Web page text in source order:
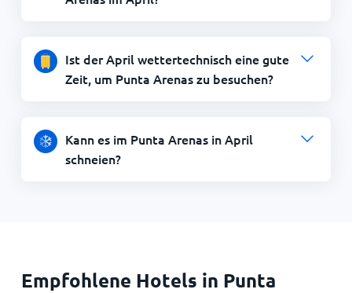
Ist der April wettertechnisch eine gute
Zeit, um Punta Arenas zu besuchen?
Kann es im Punta Arenas in April
schneien?
Empfohlene Hotels in Punta